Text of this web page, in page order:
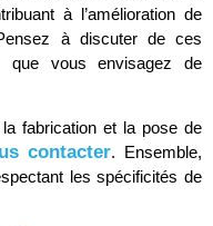
à l’amélioration de
à discuter de ces
que vous envisagez de
fabrication et la pose de
contacter. Ensemble,
les spécificités de